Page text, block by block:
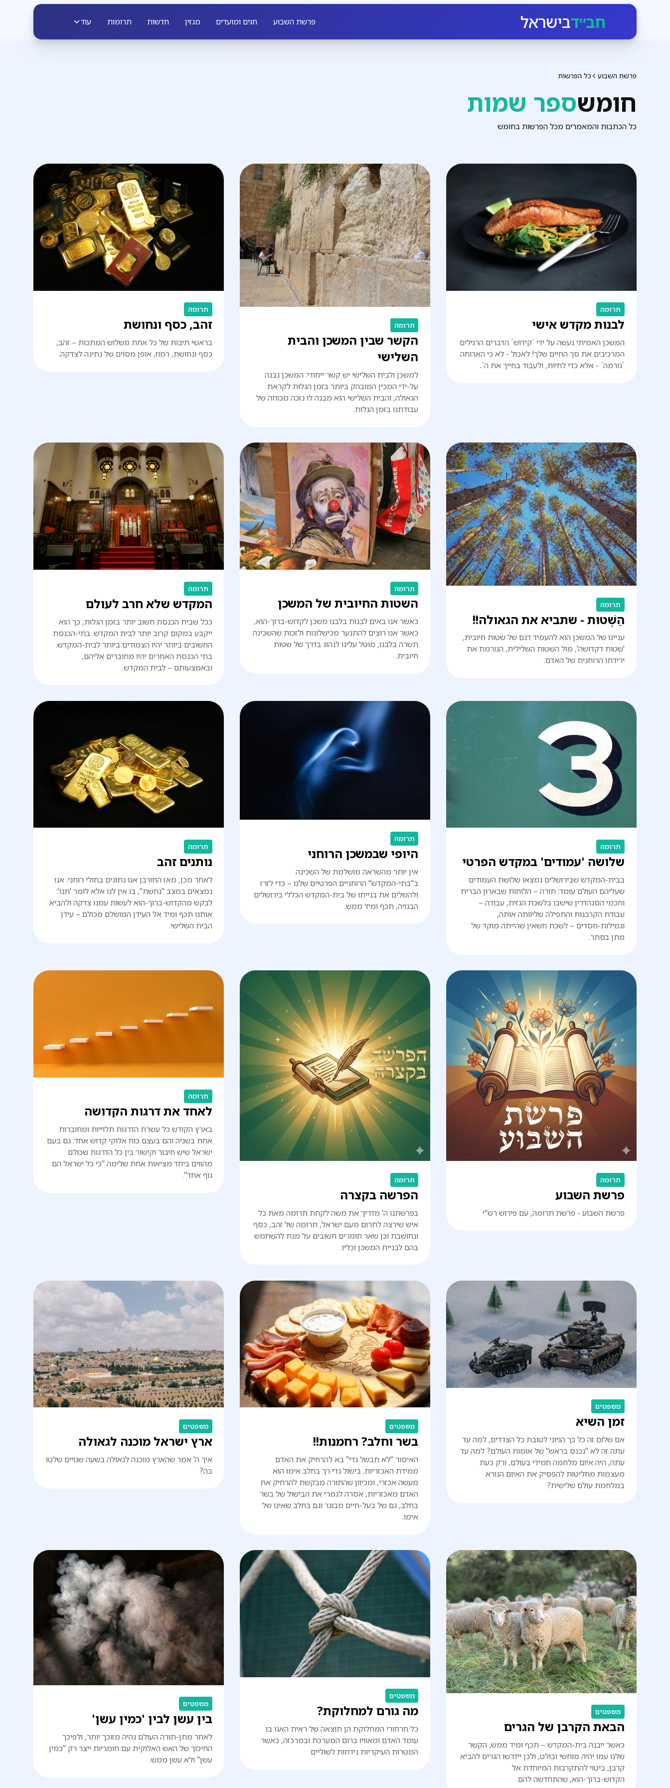
חב״דבישראל פרשת השבוע חגים ומועדים מגזין חדשות תרומות עוד
פרשת השבוע כל הפרשות
חומשספר שמות
כל הכתבות והמאמרים מכל הפרשות בחומש
תרומה
לבנות מקדש אישי
המשכן האמיתי נעשה על ידי ´קידוש´ הדברים הרגילים
המרכיבים את סך החיים שלך! לאכול - לא כי הארוחה
´גורמה´ - אלא כדי לחיות, ולעבוד בחייך את ה´.
תרומה
הקשר שבין המשכן והבית
השלישי
למשכן ולבית השלישי יש קשר ייחודי: המשכן נבנה
על-ידי המכין המובהק ביותר בזמן הגלות לקראת
הגאולה, והבית השלישי הוא מבנה לו נזכה מכוחה של
עבודתנו בזמן הגלות.
תרומה
זהב, כסף ונחושת
בראשי תיבות של כל אחת משלוש המתכות – זהב,
כסף ונחושת, רמוז, אופן מסוים של נתינה לצדקה.
תרומה
הַשְׁטוּת - שתביא את הגאולה!!
עניינו של המשכן הוא להעמיד דגם של שטות חיובית,
'שטות דקדושה', מול השטות השלילית, הגורמת את
ירידתו הרוחנית של האדם.
תרומה
השטות החיובית של המשכן
כאשר אנו באים לבנות בלבנו משכן לקדוש-ברוך-הוא,
כאשר אנו רוצים להתנער מכישלונות ולזכות שהשכינה
תשרה בלבנו, מוטל עלינו לנהוג בדרך של שטות
חיובית.
תרומה
המקדש שלא חרב לעולם
ככל שבית הכנסת חשוב יותר בזמן הגלות, כך הוא
ייקבע במקום קרוב יותר לבית המקדש. בתי-הכנסת
החשובים ביותר יהיו הצמודים ביותר לבית-המקדש.
בתי הכנסת האחרים יהיו מחוברים אליהם,
ובאמצעותם – לבית המקדש.
תרומה
שלושה 'עמודים' במקדש הפרטי
בבית-המקדש שבירושלים נמצאו שלושת העמודים
שעליהם העולם עומד: תורה – הלוחות שבארון הברית
וחכמי הסנהדרין שישבו בלשכת הגזית, עבודה –
עבודת הקרבנות והתפילה שליוותה אותה,
וגמילות-חסדים – לשכת חשאין שהייתה מוקד של
מתן בסתר.
תרומה
היופי שבמשכן הרוחני
אין יותר מהשראה מושלמת של השכינה
ב"בתי-המקדש" הרוחניים הפרטיים שלנו – כדי לזרז
ולהשלים את בנייתו של בית-המקדש הכללי בירושלים
הבנויה, תכף ומיד ממש.
תרומה
נותנים זהב
לאחר מכן, מאז החורבן אנו נתונים בחולי רוחני. אנו
נמצאים במצב "נחשת", בו אין לנו אלא לומר 'תנו':
לבקש מהקדוש-ברוך-הוא לעשות עמנו צדקה ולהביא
אותנו תכף ומיד אל העידן המושלם מכולם – עידן
הבית השלישי.
תרומה
פרשת השבוע
פרשת השבוע - פרשת תרומה, עם פירוש רש"י
תרומה
הפרשה בקצרה
בפרשתנו ה' מדריך את משה לקחת תרומה מאת כל
איש שירצה לתרום מעם ישראל, תרומה של זהב, כסף
ונחושבת וכן שאר חומרים חשובים על מנת להשתמש
בהם לבניית המשכן וכליו.
תרומה
לאחד את דרגות הקדושה
בארץ הקודש כל עשרת הדרגות תלוייות ומחוברות
אחת בשניה והם בעצם כוח אלוקי קדוש אחד. גם בעם
ישראל שיש חיבור וקישור בין כל הדרגות שכולם
מהווים ביחד מציאות אחת שלימה "כי כל ישראל הם
גוף אחד".
משפטים
זמן השיא
אם שלום זה כל כך הגיוני לטובת כל הצדדים, למה עד
עתה זה לא "נכנס בראש" של אומות העולם? למה עד
עתה, היה איום מלחמה תמידי בעולם, ורק כעת
מעצמות מחליטות להפסיק את האיום הנורא
במלחמת עולם שלישית?
משפטים
בשר וחלב? רחמנות!!
האיסור "לא תבשל גדי" בא להרחיק את האדם
ממידת האכזריות. בישול גדי רך בחלב אימו הוא
מעשה אכזרי, ומכיוון שהתורה מבקשת להרחיק את
האדם מאכזריות, אסרה לגמרי את הבישול של בשר
בחלב, גם של בעל-חיים מבוגר וגם בחלב שאינו של
אימו.
משפטים
ארץ ישראל מוכנה לגאולה
איך ה' אמר שהארץ מוכנה לגאולה בשעה שגויים שלטו
בה?
משפטים
הבאת הקרבן של הגרים
כאשר ייבנה בית-המקדש – תכף ומיד ממש, הקשר
שלנו עמו יהיה מוחשי ובולט, ולכן יידרשו הגרים להביא
קרבן, ביטוי להתקרבות המיוחדת אל
הקדוש-ברוך-הוא, שהתחדשה להם.
משפטים
מה גורם למחלוקת?
כל חרחורי המחלוקת הן תוצאה של ראית האגו בו
עומד האדם ומאוויו ברום המערכת ובמרכזה, כאשר
המטרות העיקריות נידחות לשוליים
משפטים
בין עשן לבין 'כמין עשן'
לאחר מתן-תורה העולם נהיה מזוכך יותר, ולפיכך
החיכוך של האש האלוקית עם חומריות ייצר רק "כמין
עשן" ולא עשן ממש.